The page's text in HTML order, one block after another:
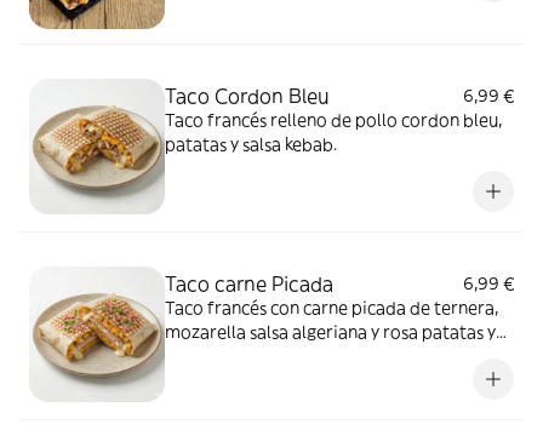
Taco Cordon Bleu
6,99 €
Taco francés relleno de pollo cordon bleu,
patatas y salsa kebab.
Taco carne Picada
6,99 €
Taco francés con carne picada de ternera,
mozarella salsa algeriana y rosa patatas y